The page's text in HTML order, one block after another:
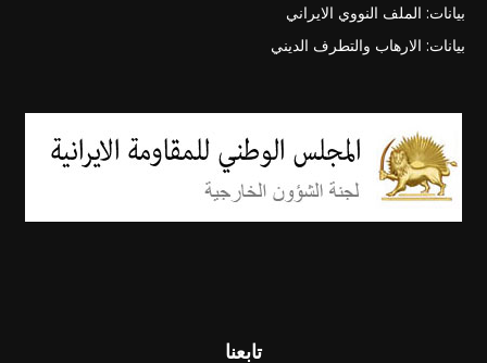
بيانات: الملف النووي الايراني
بيانات: الارهاب والتطرف الديني
تابعنا